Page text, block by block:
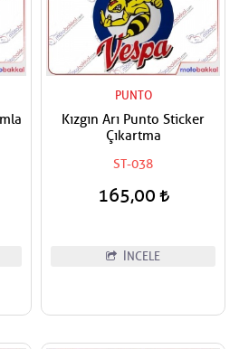
PUNTO
Kızgın Arı Punto Sticker
Çıkartma
ST-038
165,00
İNCELE